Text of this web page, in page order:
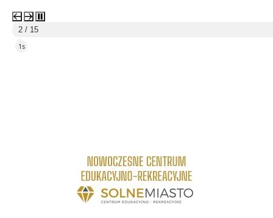
3 / 15
5s
link do strony Centrum Edukacyjno Rekreacyjne